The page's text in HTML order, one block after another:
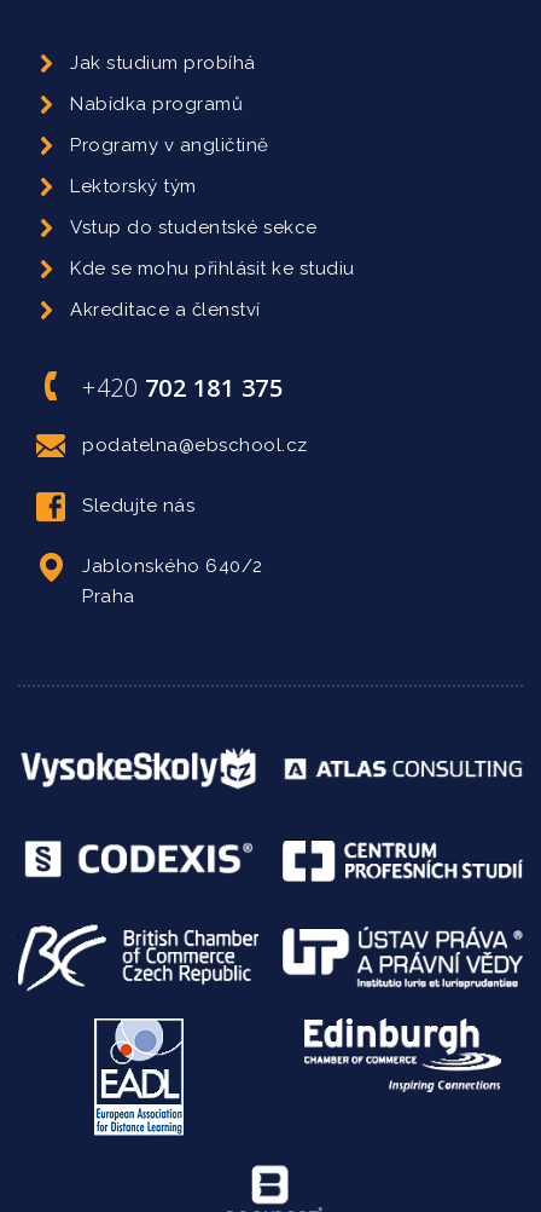
Jak studium probíhá
Nabídka programů
Programy v angličtině
Lektorský tým
Vstup do studentské sekce
Kde se mohu přihlásit ke studiu
Akreditace a členství
+420 702 181 375
podatelna@ebschool.cz
Sledujte nás
Jablonského 640/2
Praha